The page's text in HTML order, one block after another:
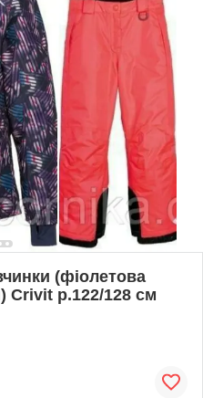
(фіолетова
Crivit р.122/128 см